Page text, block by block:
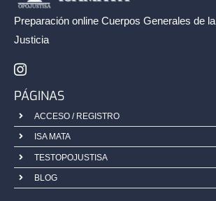
Preparación online Cuerpos Generales de la
Justicia
PÁGINAS
ACCESO / REGISTRO
ISA MATA
TESTOPOJUSTISA
BLOG